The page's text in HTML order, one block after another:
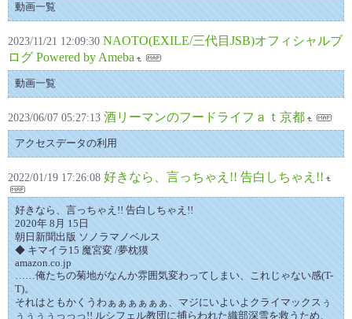
動画一覧
2023/11/21 12:09:30 NAOTO(EXILE/三代目JSB)オフィシャルブ
ログ Powered by Ameba
動画一覧
2023/06/07 05:27:13 酒リーマンのフードライフａｔ京都
アクセスデータの利用
2022/01/19 17:26:08 好きなら、言っちゃえ!! 告白しちゃえ!!
好きなら、言っちゃえ!! 告白しちゃえ!!
2020年 8月 15日
朝日新聞出版 ソノラマノベルス
◆ キマイラ15 魔宮変 /夢枕獏
amazon.co.jp
……俺たちの菊地がなんか雰囲気変わってしまい、これじゃない感(T-
T)。
それはともかくうわぁぁぁぁぁぁ、マジにいよいよクライマックスぅ
ぅぅぅぅっっっ!! ルシフェル教団に捕らわれた織部深雪を救うため、